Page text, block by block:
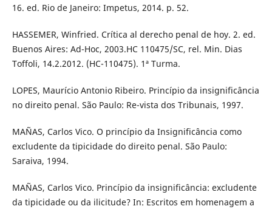
16. ed. Rio de Janeiro: Impetus, 2014. p. 52.
HASSEMER, Winfried. Crítica al derecho penal de hoy. 2. ed.
Buenos Aires: Ad-Hoc, 2003.HC 110475/SC, rel. Min. Dias
Toffoli, 14.2.2012. (HC-110475). 1ª Turma.
LOPES, Maurício Antonio Ribeiro. Princípio da insignificância
no direito penal. São Paulo: Re-vista dos Tribunais, 1997.
MAÑAS, Carlos Vico. O princípio da Insignificância como
excludente da tipicidade do direito penal. São Paulo:
Saraiva, 1994.
MAÑAS, Carlos Vico. Princípio da insignificância: excludente
da tipicidade ou da ilicitude? In: Escritos em homenagem a